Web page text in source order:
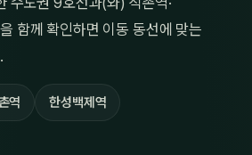
함께 확인하면 이동 동선에 맞는
역 한성백제역